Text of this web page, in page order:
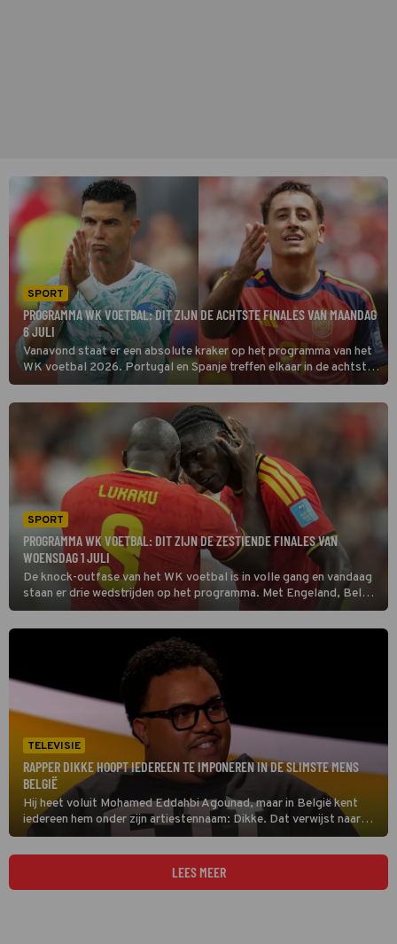
SPORT
PROGRAMMA WK VOETBAL: DIT ZIJN DE ACHTSTE FINALES VAN MAANDAG
6 JULI
Vanavond staat er een absolute kraker op het programma van het
WK voetbal 2026. Portugal en Spanje treffen elkaar in de achtste
finales, terwijl later in de nacht ook gastland Verenigde Staten
weer in actie komt tegen België.
SPORT
PROGRAMMA WK VOETBAL: DIT ZIJN DE ZESTIENDE FINALES VAN
WOENSDAG 1 JULI
De knock-outfase van het WK voetbal is in volle gang en vandaag
staan er drie wedstrijden op het programma. Met Engeland, België
en gastland Verenigde Staten in actie belooft het weer een
spannende voetbaldag te worden.
TELEVISIE
RAPPER DIKKE HOOPT IEDEREEN TE IMPONEREN IN DE SLIMSTE MENS
BELGIË
Hij heet voluit Mohamed Eddahbi Agounad, maar in België kent
iedereen hem onder zijn artiestennaam: Dikke. Dat verwijst naar
zijn imposante gestalte. Dikke is te zien in deze aflevering van De
Slimste Mens België.
LEES MEER